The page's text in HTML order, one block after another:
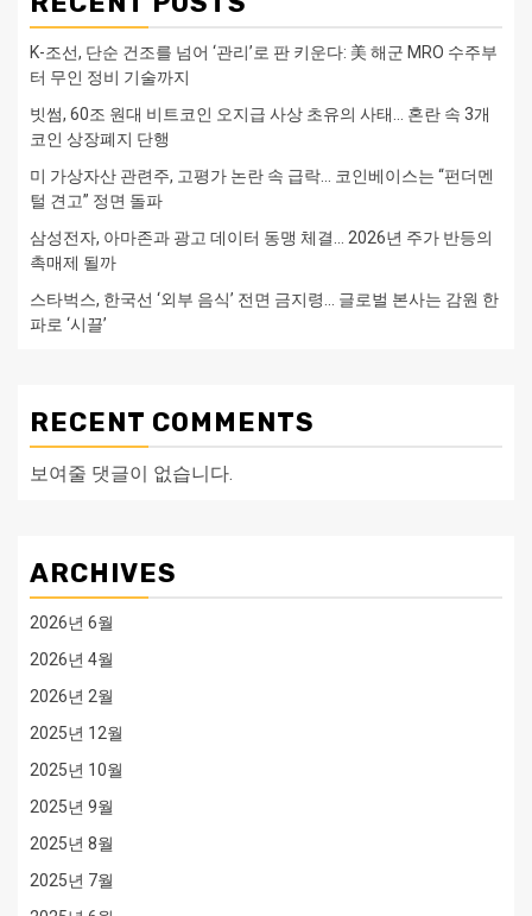
K-조선, 단순 건조를 넘어 ‘관리’로 판 키운다: 美 해군 MRO 수주부
터 무인 정비 기술까지
빗썸, 60조 원대 비트코인 오지급 사상 초유의 사태… 혼란 속 3개
코인 상장폐지 단행
미 가상자산 관련주, 고평가 논란 속 급락… 코인베이스는 “펀더멘
털 견고” 정면 돌파
삼성전자, 아마존과 광고 데이터 동맹 체결… 2026년 주가 반등의
촉매제 될까
스타벅스, 한국선 ‘외부 음식’ 전면 금지령… 글로벌 본사는 감원 한
파로 ‘시끌’
RECENT COMMENTS
보여줄 댓글이 없습니다.
ARCHIVES
2026년 6월
2026년 4월
2026년 2월
2025년 12월
2025년 10월
2025년 9월
2025년 8월
2025년 7월